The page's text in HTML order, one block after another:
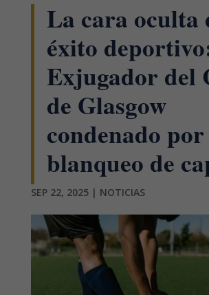
La cara oculta
éxito
Exjugador del
de Glasgow
condenado por
blanqueo de
SEP 22, 2025| NOTICIAS